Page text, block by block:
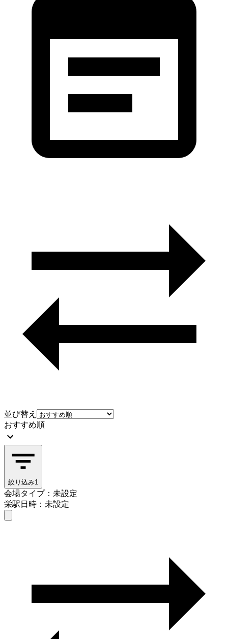
並び替え
おすすめ順
絞り込み1
会場タイプ：未設定
栄駅日時：未設定